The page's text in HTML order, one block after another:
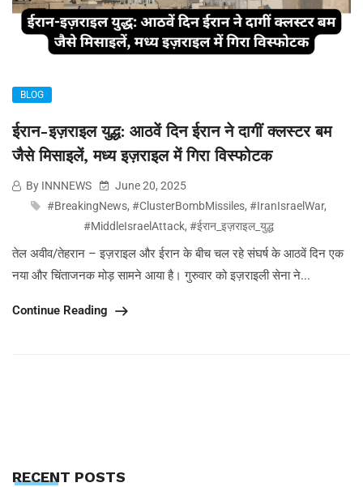
BLOG
ईरान-इज़राइल युद्ध: आठवें दिन ईरान ने दागीं क्लस्टर बम
जैसे मिसाइलें, मध्य इज़राइल में गिरा विस्फोटक
By INNNEWS
June 20, 2025
#BreakingNews, #ClusterBombMissiles, #IranIsraelWar,
#MiddleIsraelAttack, #ईरान_इज़राइल_युद्ध
तेल अवीव/तेहरान – इज़राइल और ईरान के बीच चल रहे संघर्ष के आठवें दिन एक
नया और चिंताजनक मोड़ सामने आया है। गुरुवार को इज़राइली सेना ने...
Continue Reading
RECENT POSTS